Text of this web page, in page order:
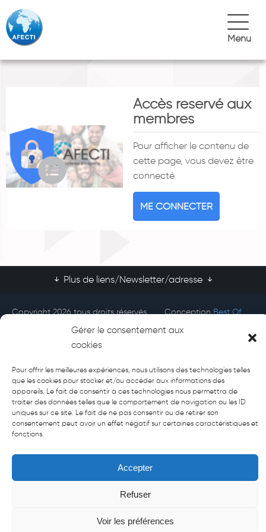
Gérer le consentement aux
cookies
Pour offrir les meilleures expériences, nous utilisons des technologies telles
que les cookies pour stocker et/ou accéder aux informations des
appareils. Le fait de consentir à ces technologies nous permettra de
traiter des données telles que le comportement de navigation ou les ID
uniques sur ce site. Le fait de ne pas consentir ou de retirer son
consentement peut avoir un effet négatif sur certaines caractéristiques et
fonctions.
Accepter
Refuser
Voir les préférences
Menu
Accès reservé aux
membres
Pour afficher le contenu de
cette page, vous devez être
connecté.
ME CONNECTER
Plus de liens/Newsletter/adresse
Copyright 2026 tous droits réservés
ConceptionBest Of
Site